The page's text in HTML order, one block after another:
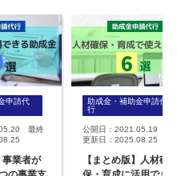
申請代
最終
事業者が
助成金・補助金申請代
行
公開日：2021.05.19 最
更新日：2025.08.25
【まとめ版】人材確